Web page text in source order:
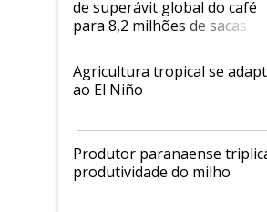
de superávit global do café
para 8,2 milhões de sacas
Agricultura tropical se
ao El Niño
Produtor paranaense
produtividade do milho